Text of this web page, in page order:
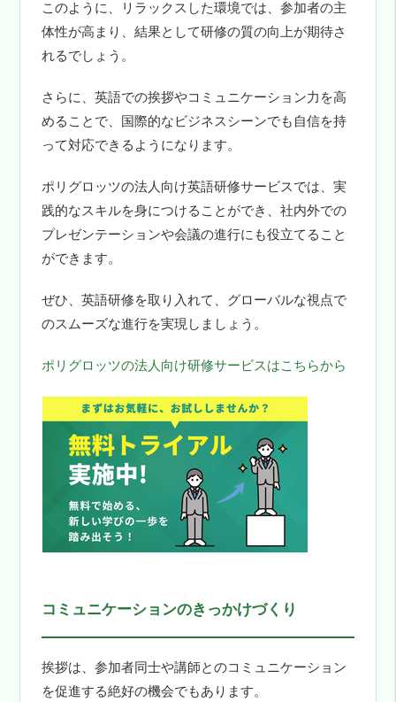
このように、リラックスした環境では、参加者の主
体性が高まり、結果として研修の質の向上が期待さ
れるでしょう。
さらに、英語での挨拶やコミュニケーション力を高
めることで、国際的なビジネスシーンでも自信を持
って対応できるようになります。
ポリグロッツの法人向け英語研修サービスでは、実
践的なスキルを身につけることができ、社内外での
プレゼンテーションや会議の進行にも役立てること
ができます。
ぜひ、英語研修を取り入れて、グローバルな視点で
のスムーズな進行を実現しましょう。
ポリグロッツの法人向け研修サービスはこちらから
コミュニケーションのきっかけづくり
挨拶は、参加者同士や講師とのコミュニケーション
を促進する絶好の機会でもあります。